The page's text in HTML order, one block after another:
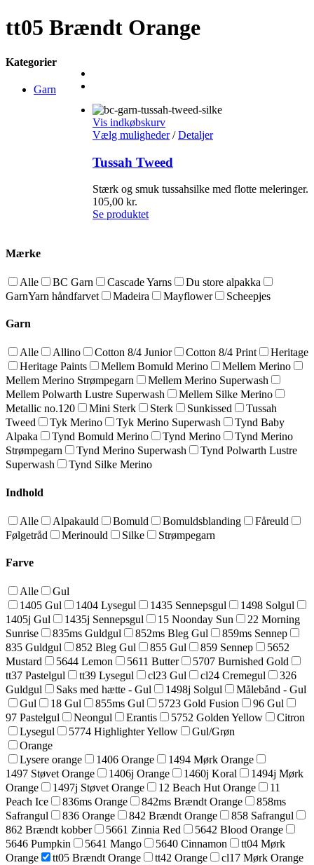
tt05 Brændt Orange
Vis indkøbskurv
Vælg muligheder/ Detaljer
Tussah Tweed
Stærk og smuk tussahsilke med flotte meleringer.
105,00 kr.
Se produktet
Mærke
Alle BC Garn Cascade Yarns
Du store alpakka
GarnYarn håndfarvet
Madeira Mayflower Scheepjes
Garn
Alle Allino Cotton 8/4 Junior Cotton 8/4 Print
Heritage
Heritage Paints
Mellem Bomuld Merino
Mellem Merino
Mellem Merino Strømpegarn
Mellem Merino Superwash
Mellem Polwarth Lustre Superwash
Mellem Silke Merino
Metallic no.120
Mini Sterk Sterk Sunkissed
Tussah
Tweed
Tyk Merino Tyk Merino Superwash
Tynd Baby
Alpaka
Tynd Bomuld Merino Tynd Merino
Tynd Merino
Strømpegarn
Tynd Merino Superwash
Tynd Polwarth Lustre
Superwash
Tynd Silke Merino
Indhold
Alle Alpakauld Bomuld Bomuldsblanding
Fåreuld
Følgetråd
Merinould Silke Strømpegarn
Farve
Alle
Gul
1405 Gul
1404 Lysegul 1435 Sennepsgul
1498 Solgul
1405j Gul
1435j Sennepsgul 15 Noonday Sun
22 Morning
Sunrise
835ms Guldgul 852ms Bleg Gul
859ms Sennep
835 Guldgul
852 Bleg Gul 855 Gul 859 Sennep
5652
Mustard
5644 Lemon 5611 Butter
5707 Burnished Gold
tt37 Pastelgul
tt39 Lysegul cl23 Gul cl24 Cremegul
326
Guldgul
Saks med hætte - Gul 1498j Solgul
Målebånd - Gul
Gul
18 Gul 855ms Gul 5723 Gold Fusion
96 Gul
97 Pastelgul
Neongul Erantis 5752 Golden Yellow
Citron
Lysegul
5774 Highlighter Yellow
Gul/Grøn
Orange
Lysere orange
1406 Orange
1494 Mørk Orange
1497 Støvet Orange
1406j Orange 1460j Koral
1494j Mørk
Orange
1497j Støvet Orange 12 Beach Hut Orange
11
Peach Ice
836ms Orange 842ms Brændt Orange
858ms
Safrangul
836 Orange 842 Brændt Orange
858 Safrangul
862 Brændt kobber
5661 Zinnia Red
5642 Blood Orange
5646 Pumpkin
5641 Mango 5640 Cinnamon
tt04 Mørk
Orange
tt05 Brændt Orange tt42 Orange
cl17 Mørk Orange
Kategorier
Garn